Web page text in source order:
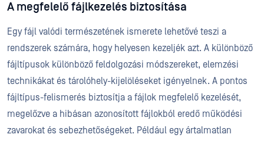
A megfelelő fájlkezelés biztosítása
Egy fájl valódi természetének ismerete lehetővé teszi a
rendszerek számára, hogy helyesen kezeljék azt. A különböző
fájltípusok különböző feldolgozási módszereket, elemzési
technikákat és tárolóhely-kijelöléseket igényelnek. A pontos
fájltípus-felismerés biztosítja a fájlok megfelelő kezelését,
megelőzve a hibásan azonosított fájlokból eredő működési
zavarokat és sebezhetőségeket. Például egy ártalmatlan